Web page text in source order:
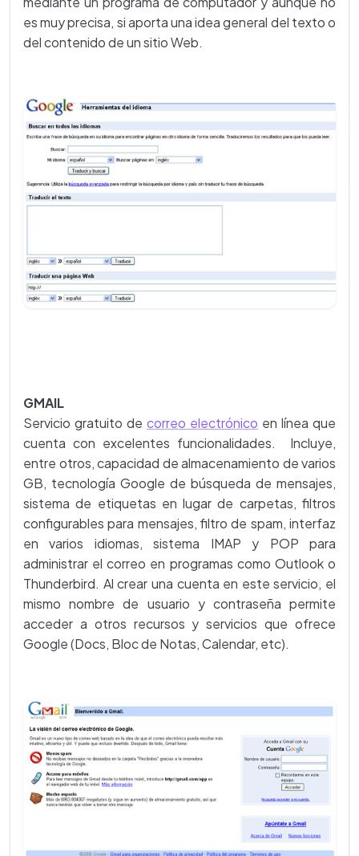
es muy precisa, si aporta una idea general del texto o
del contenido de un sitio Web.
GMAIL
Servicio gratuito de correo electrónico en línea que
cuenta con excelentes funcionalidades. Incluye,
entre otros, capacidad de almacenamiento de varios
GB, tecnología Google de búsqueda de mensajes,
sistema de etiquetas en lugar de carpetas, filtros
configurables para mensajes, filtro de spam, interfaz
en varios idiomas, sistema IMAP y POP para
administrar el correo en programas como Outlook o
Thunderbird. Al crear una cuenta en este servicio, el
mismo nombre de usuario y contraseña permite
acceder a otros recursos y servicios que ofrece
Google (Docs, Bloc de Notas, Calendar, etc).